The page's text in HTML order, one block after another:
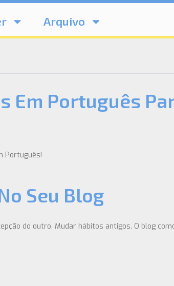
Arquivo
Em Português
Português!
Seu Blog
do outro. Mudar hábitos antigos. O blog